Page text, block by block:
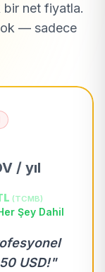
bir net fiyatla.
— sadece
/ yıl
(TCMB)
Şey Dahil
USD!"